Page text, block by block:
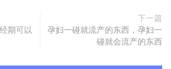
期可以
下一篇
孕妇一碰就流产的东西，孕妇一
碰就会流产的东西